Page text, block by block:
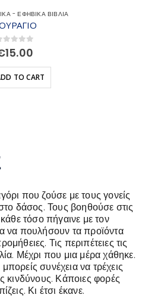
- ΕΦΗΒΙΚΑ ΒΙΒΛΙΑ
out of 5
15.00
TO CART
που ζούσε με τους γονείς
δάσος. Τους βοηθούσε στις
τόσο πήγαινε με τον
να πουλήσουν τα προϊόντα
Τις περιπέτειες τις
Μέχρι που μια μέρα χάθηκε.
συνέχεια να τρέχεις
κινδύνους. Κάποιες φορές
Κι έτσι έκανε.